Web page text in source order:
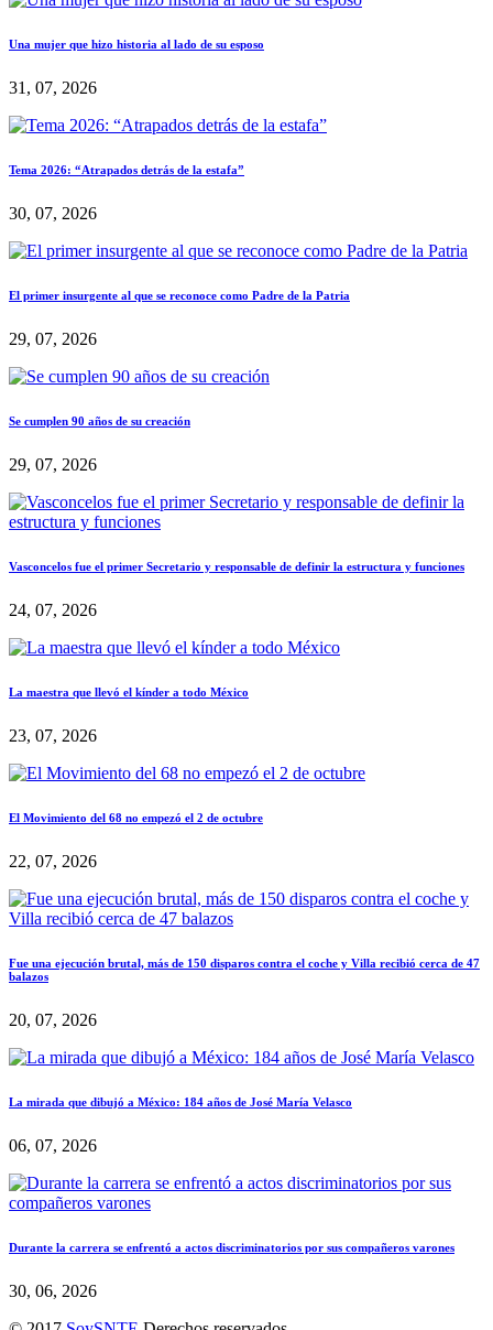
Una mujer que hizo historia al lado de su esposo
31, 07, 2026
Tema 2026: “Atrapados detrás de la estafa”
30, 07, 2026
El primer insurgente al que se reconoce como Padre de la Patria
29, 07, 2026
Se cumplen 90 años de su creación
29, 07, 2026
Vasconcelos fue el primer Secretario y responsable de definir la estructura y funciones
24, 07, 2026
La maestra que llevó el kínder a todo México
23, 07, 2026
El Movimiento del 68 no empezó el 2 de octubre
22, 07, 2026
Fue una ejecución brutal, más de 150 disparos contra el coche y Villa recibió cerca de 47
balazos
20, 07, 2026
La mirada que dibujó a México: 184 años de José María Velasco
06, 07, 2026
Durante la carrera se enfrentó a actos discriminatorios por sus compañeros varones
30, 06, 2026